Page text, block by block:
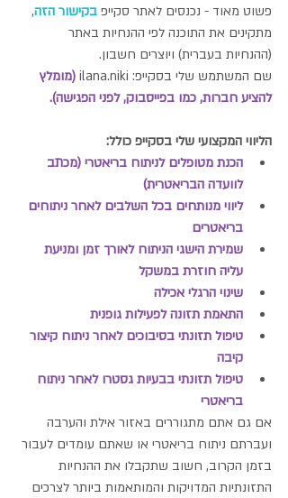
פשוט מאוד - נכנסים לאתר סקייפ בקישור הזה,
מתקינים את התוכנה לפי ההנחיות באתר
(ההנחיות בעברית) ויוצרים חשבון.
שם המשתמש שלי בסקייפ: ilana.niki
(מומלץ
להציע חברות, כמו בפייסבוק, לפני הפגישה).
הליווי המקצועי שלי בסקייפ כולל:
הכנת מטופלים לניתוח בריאטרי (מכתב
לוועדה הבריאטרית)
ליווי מנותחים בכל השלבים לאחר ניתוחים
בריאטרים
שמירת הישגי הניתוח לאורך זמן ומניעת
עליה חוזרת במשקל
שינוי הרגלי אכילה
התאמת תזונה לפעילות גופנית
טיפול תזונתי בסיבוכים לאחר ניתוח קיצור
קיבה
טיפול תזונתי בבעיות גסטרו לאחר ניתוח
בריאטרי
אם גם אתם מתגוררים באזור אילת והערבה
ועברתם ניתוח בריאטרי או שאתם עומדים לעבור
בזמן הקרוב, חשוב שתקבלו את ההנחיות
התזונתיות המדויקות והמותאמות ביותר לצרכים